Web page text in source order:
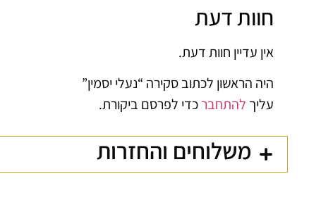
חוות דעת
אין עדיין חוות דעת.
היה הראשון לכתוב סקירה “נעלי יסמין”
עליך להתחברכדי לפרסם ביקורת.
משלוחים והחזרות